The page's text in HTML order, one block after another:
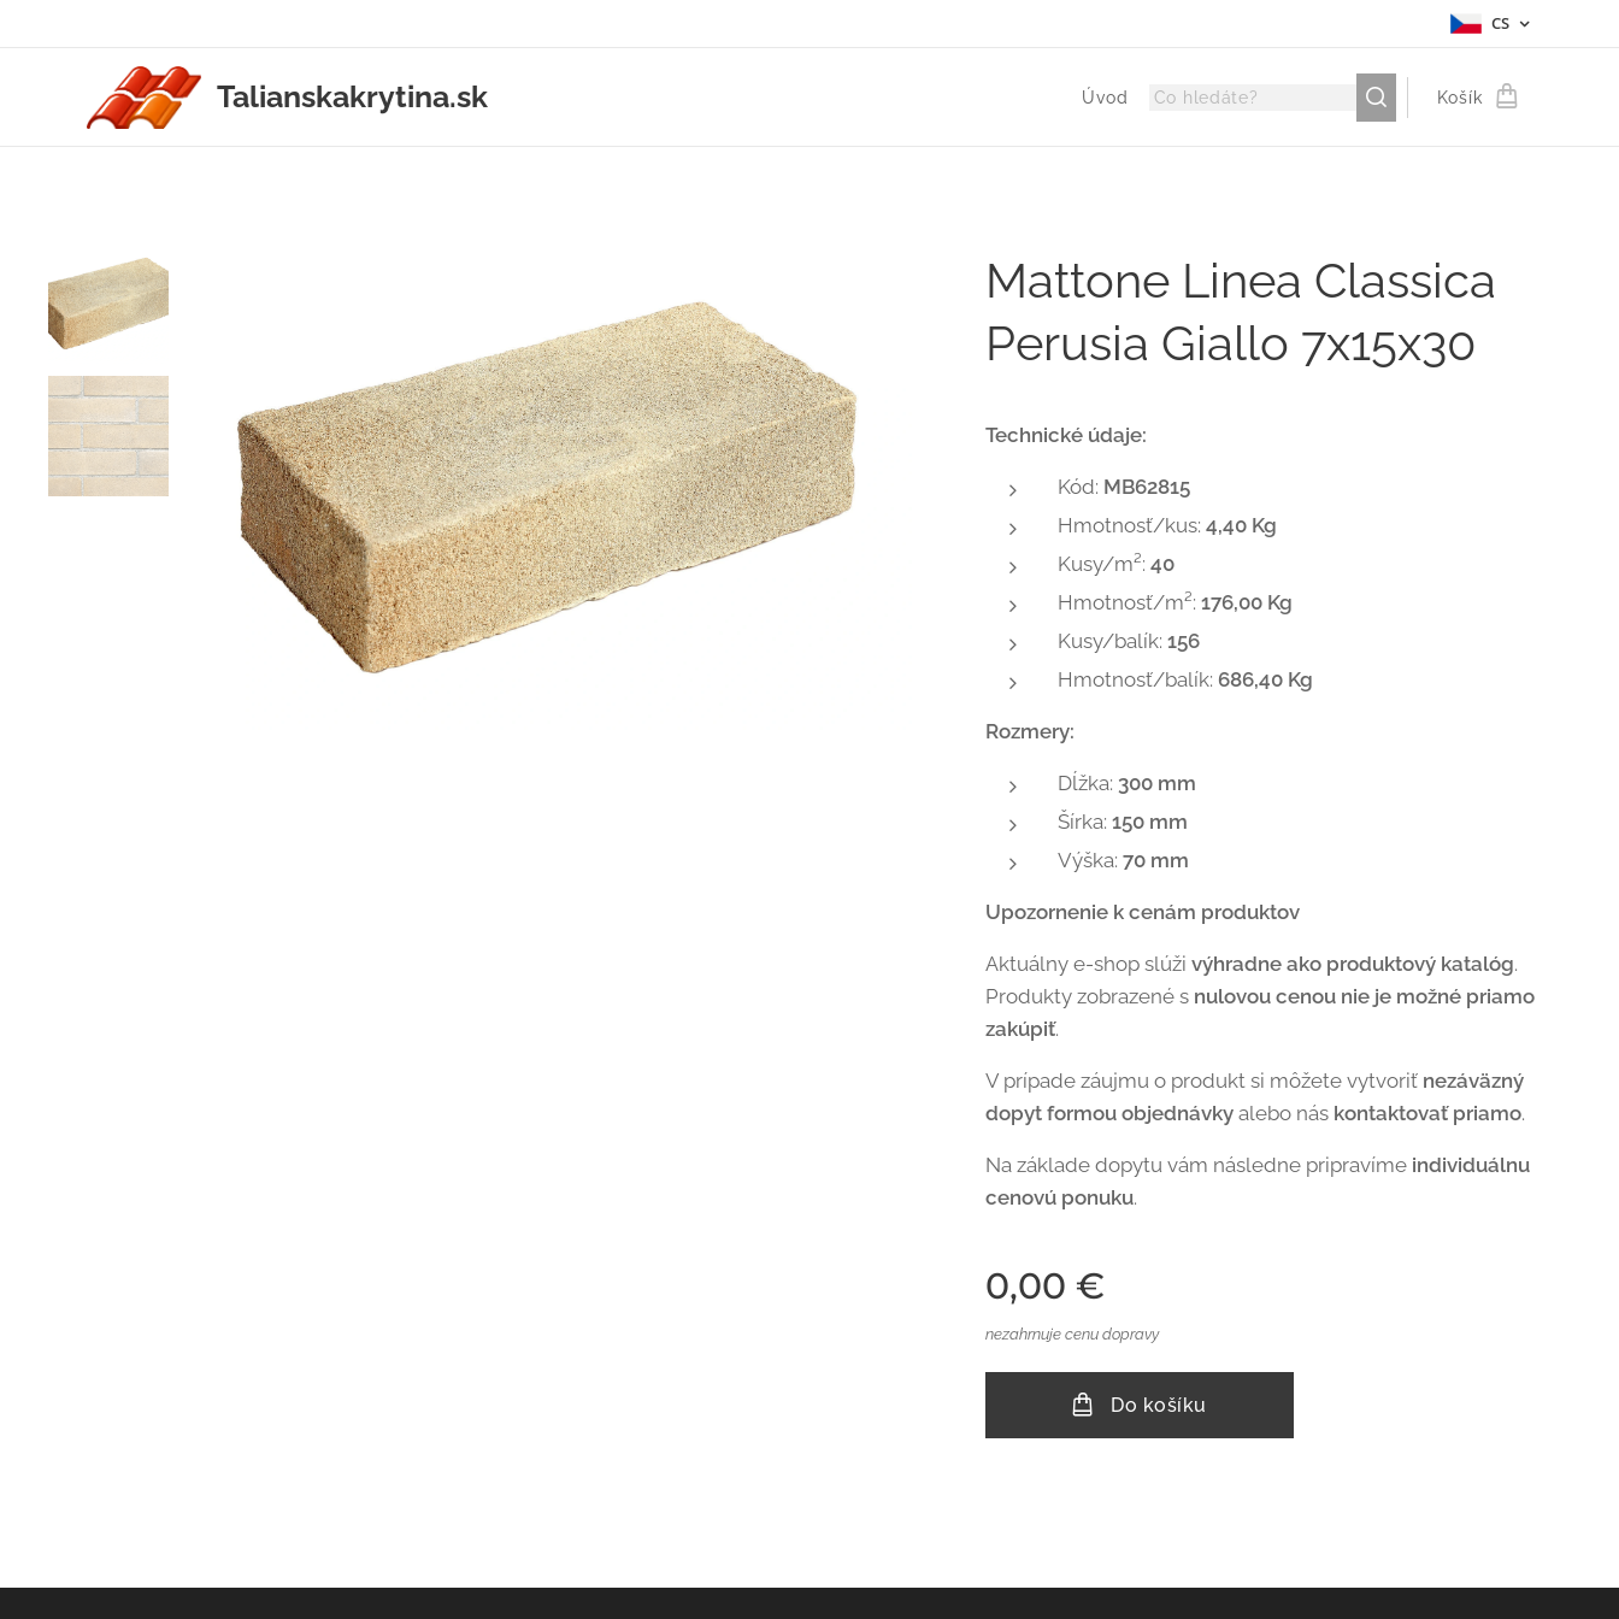
CS
Talianskakrytina.sk Úvod Košík
Mattone Linea Classica
Perusia Giallo 7x15x30
Technické údaje:
Kód: MB62815
Hmotnosť/kus:4,40 Kg
Kusy/m²:40
Hmotnosť/m²:176,00 Kg
Kusy/balík:156
Hmotnosť/balík: 686,40 Kg
Rozmery:
Dĺžka: 300 mm
Šírka:150 mm
Výška:70 mm
Upozornenie k cenám produktov
Aktuálny e-shop slúživýhradne ako produktový katalóg.
Produkty zobrazené s nulovou cenou nie je možné priamo
zakúpiť.
V prípade záujmu o produkt si môžete vytvoriť nezáväzný
dopyt formou objednávky alebo nás kontaktovať priamo.
Na základe dopytu vám následne pripravíme individuálnu
cenovú ponuku.
0,00 €
nezahrnuje cenu dopravy
Do košíku